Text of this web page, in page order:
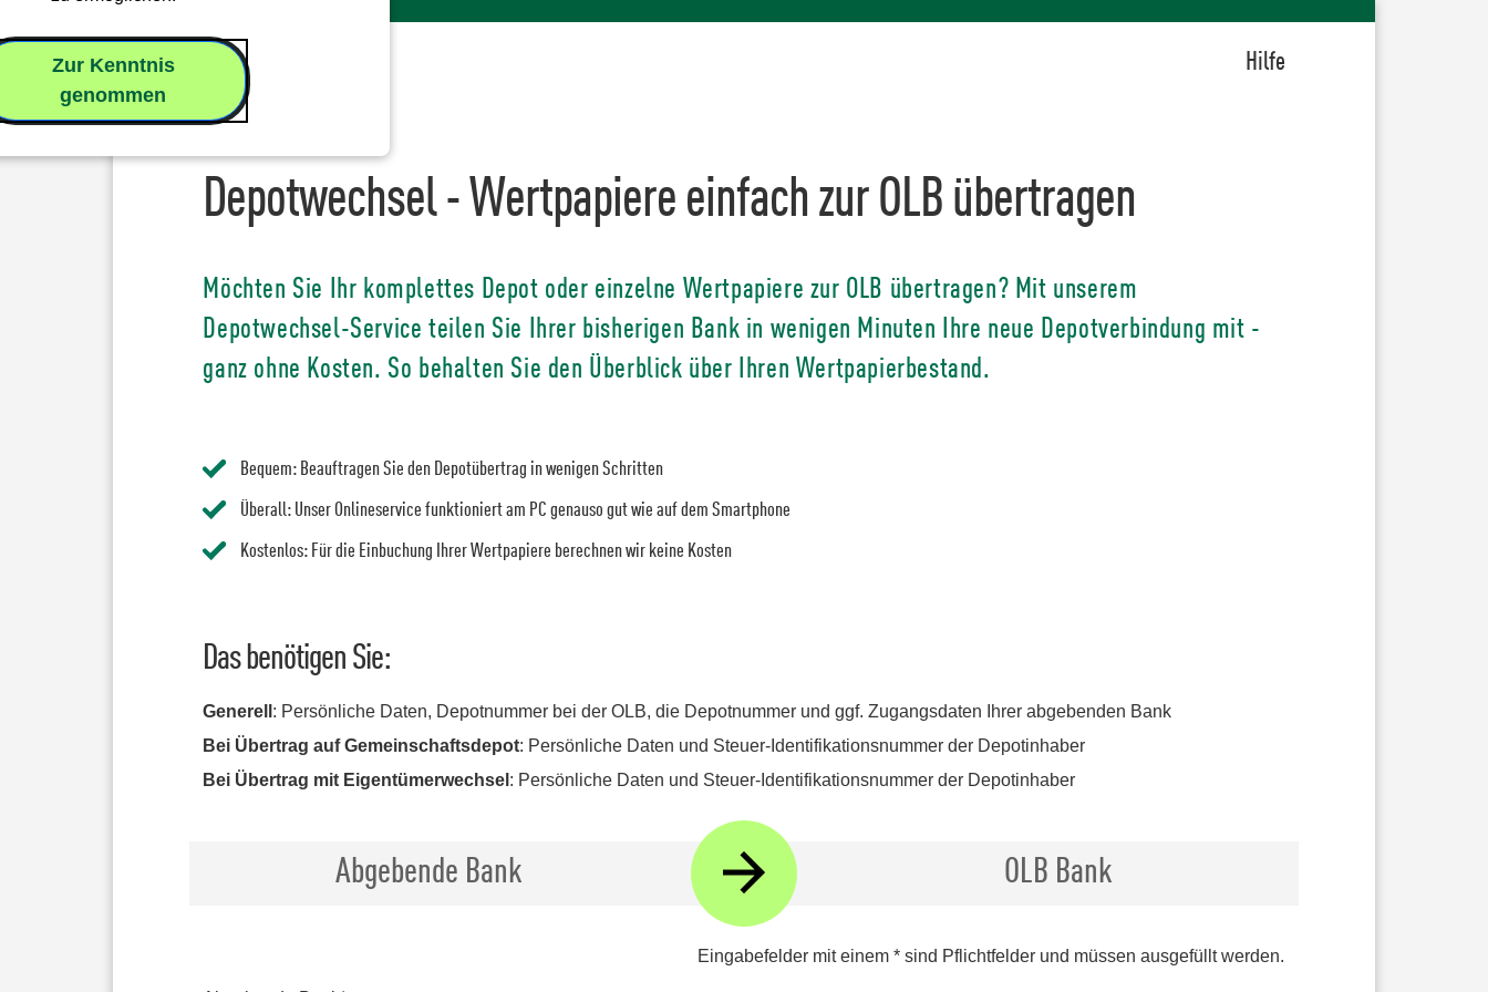
Hilfe
Depotwechsel - Wertpapiere einfach zur OLB übertragen
Möchten Sie Ihr komplettes Depot oder einzelne Wertpapiere zur OLB übertragen? Mit unserem
Depotwechsel-Service teilen Sie Ihrer bisherigen Bank in wenigen Minuten Ihre neue Depotverbindung mit -
ganz ohne Kosten. So behalten Sie den Überblick über Ihren Wertpapierbestand.
Bequem: Beauftragen Sie den Depotübertrag in wenigen Schritten
Überall: Unser Onlineservice funktioniert am PC genauso gut wie auf dem Smartphone
Kostenlos: Für die Einbuchung Ihrer Wertpapiere berechnen wir keine Kosten
Das benötigen Sie:
Generell : Persönliche Daten, Depotnummer bei der OLB, die Depotnummer und ggf. Zugangsdaten Ihrer abgebenden Bank
Bei Übertrag auf Gemeinschaftsdepot: Persönliche Daten und Steuer-Identifikationsnummer der Depotinhaber
Bei Übertrag mit Eigentümerwechsel : Persönliche Daten und Steuer-Identifikationsnummer der Depotinhaber
Abgebende Bank OLB Bank
Eingabefelder mit einem * sind Pflichtfelder und müssen ausgefüllt werden.
Zur Kenntnis
genommen